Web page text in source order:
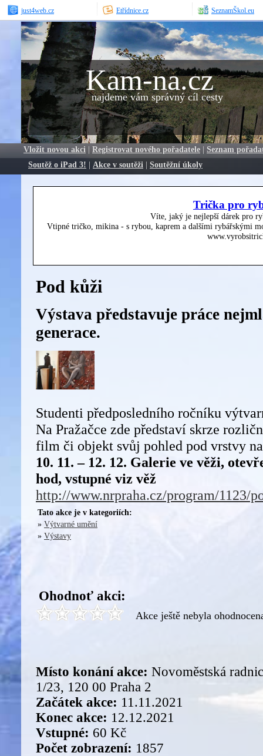
just4web.cz Etřídnice.cz SeznamŠkol.eu
Kam-na.cz
najdeme vám správný cíl cesty
Vložit novou akci | Registrovat nového pořadatele | Seznam
Soutěž o iPad 3! | Akce v soutěži | Soutěžní úkoly
Trička pro
Víte, jaký je nejlepší dárek pro
Vtipné tričko, mikina - s rybou, kaprem a dalšími rybářskými
Pod kůži
Výstava představuje práce
generace.
Studenti předposledního ročníku
Na Pražačce zde představí skrze
film či objekt svůj pohled pod vrstvy
10. 11. – 12. 12. Galerie ve věži,
hod, vstupné viz věž
http://www.nrpraha.cz/program/1123/
Tato akce je v kategoriích:
» Výtvarné umění
» Výstavy
Ohodnoť akci:
Akce ještě nebyla
Místo konání akce: Novoměstská
1/23, 120 00 Praha 2
Začátek akce: 11.11.2021
Konec akce: 12.12.2021
Vstupné: 60 Kč
Počet zobrazení: 1857